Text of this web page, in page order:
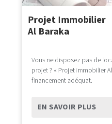
Projet Immobilier
Al Baraka
Vous ne disposez pas de
projet ? « Projet immobilier
financement adéquat.
EN SAVOIR PLUS